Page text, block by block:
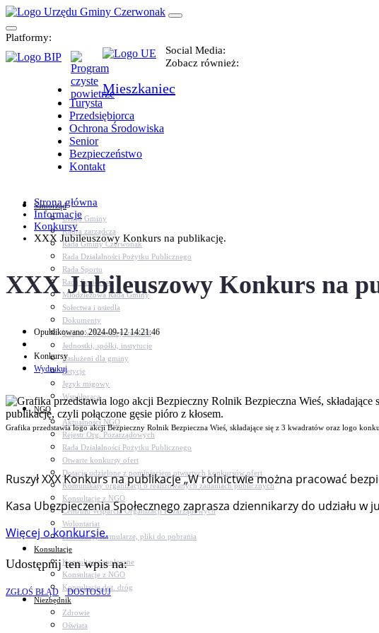
Platformy:
Social Media:
Zobacz również:
Mieszkaniec
Turysta
Przedsiębiorca
Ochrona Środowiska
Senior
Bezpieczeństwo
Kontakt
Samorząd
Urząd Gminy
Kadra zarządcza
Rada Gminy Czerwonak
Rada Działalności Pożytku Publicznego
Rada Sportu
Rada Seniorów
Młodzieżowa Rada Gminy
Sołectwa i osiedla
Dokumenty
Udział w Stowarzyszeniach
Jednostki, spółki, instytucje
Zasłużeni dla gminy
Petycje
Język migowy
Współpraca
NGO
Aktualności NGO
Rejestr Org. Pozarządowych
Rada Działalności Pożytku Publicznego
Otwarte konkursy ofert
Dotacje udzielone z pominięciem otwartych konkursów ofert
Komunikaty organizacji o realizowanych zadaniach publicznych
Konsultacje z NGO
Centrum Wsparcia Organizacji Pozarządowych
Wolontariat
Procedury, formularze, pliki do pobrania
Konsultacje
Konsultacje społeczne
Konsultacje z NGO
Konsultacje dot. dróg
Niezbędnik
Zdrowie
Oświata
Strona główna
Informacje
Konkursy
XXX Jubileuszowy Konkurs na publikację.
XXX Jubileuszowy Konkurs na
Opublikowano: 2024-09-12 14:21:46
Konkursy
Wydrukuj
Grafika przedstawia logo akcji Bezpieczny Rolnik Bezpieczna Wieś, składające się z 3 kwadratów oraz logo
Ruszył XXX Konkurs na publikacje „W rolnictwie można pracować
Kasa Ubezpieczenia Społecznego zaprasza dziennikarzy do udziału
Więcej o konkursie.
Udostępnij ten wpis na:
ZGŁOŚ BŁĄD DOSTOSUJ